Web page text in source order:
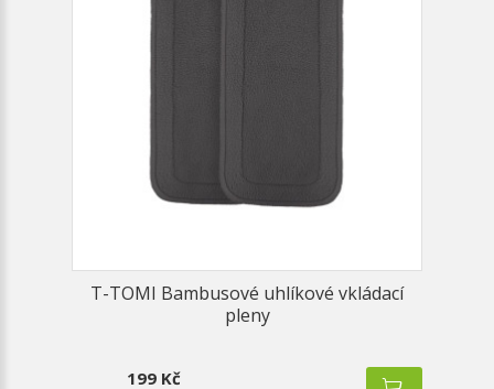
T-TOMI Bambusové uhlíkové vkládací
pleny
199 Kč